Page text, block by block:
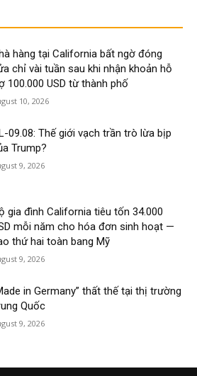
hàng tại California bất ngờ đóng
chỉ vài tuần sau khi nhận khoản hỗ
100.000 USD từ thành phố
10, 2026
09.08: Thế giới vạch trần trò lừa bịp
Trump?
9, 2026
gia đình California tiêu tốn 34.000
mỗi năm cho hóa đơn sinh hoạt —
thứ hai toàn bang Mỹ
9, 2026
in Germany” thất thế tại thị trường
Quốc
9, 2026